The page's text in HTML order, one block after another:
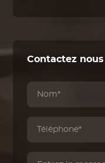
Contactez nous